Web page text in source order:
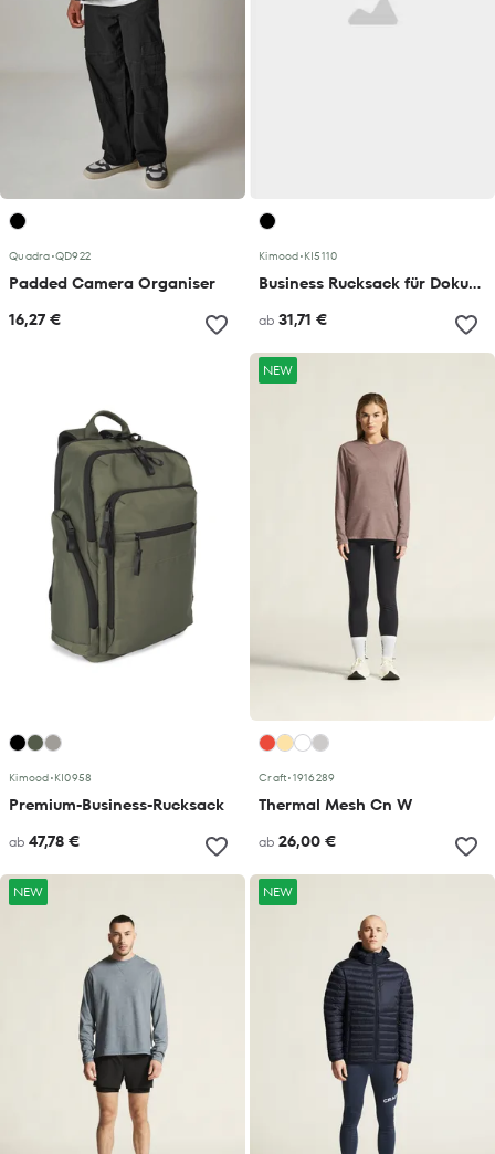
Quadra•QD922
Padded Camera Organiser
16,27 €
Kimood•KI5110
Business Rucksack für Dokumente und Notebook/Tablet Kialma von K-loop
ab 31,71 €
Kimood•KI0958
Premium-Business-Rucksack
ab 47,78 €
NEW
Craft•1916289
Thermal Mesh Cn W
ab 26,00 €
NEW NEW